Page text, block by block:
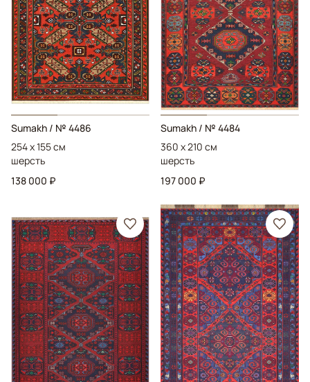
Sumakh / № 4486
254 x 155 см
шерсть
138 000 ₽
Sumakh / № 4484
360 x 210 см
шерсть
197 000 ₽